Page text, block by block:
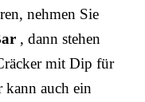
nehmen Sie
, dann stehen
mit Dip für
kann auch ein